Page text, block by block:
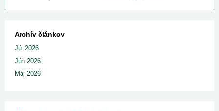
Archív článkov
Júl 2026
Jún 2026
Máj 2026